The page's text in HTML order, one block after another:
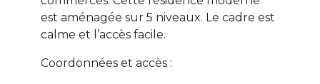
est aménagée sur 5 niveaux. Le cadre est
calme et l’accès facile.
Coordonnées et accès :